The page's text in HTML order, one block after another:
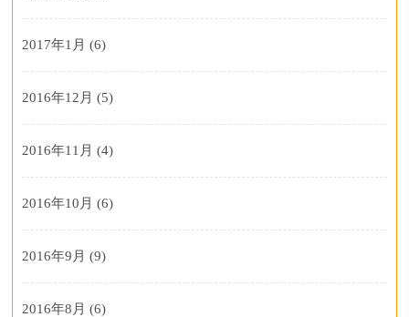
2017年1月 (6)
2016年12月 (5)
2016年11月 (4)
2016年10月 (6)
2016年9月 (9)
2016年8月 (6)